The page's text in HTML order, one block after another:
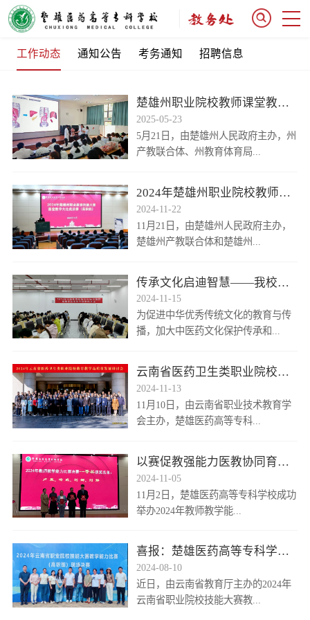
工作动态 通知公告 考务通知 招聘信息
楚雄州职业院校教师课堂教学
大比武（高职组...
2025-05-23
5月21日，由楚雄州人民政府主办，州
产教联合体、州教育体育局...
2024年楚雄州职业院校教师课
堂教学大比...
2024-11-22
11月21日，由楚雄州人民政府主办，
楚雄州产教联合体和楚雄州...
传承文化启迪智慧——我校举
办2024年中...
2024-11-15
为促进中华优秀传统文化的教育与传
播，加大中医药文化保护传承和...
云南省医药卫生类职业院校教
育教学高质量发...
2024-11-13
11月10日，由云南省职业技术教育学
会主办，楚雄医药高等专科...
以赛促教强能力医教协同育人
才——楚雄医专...
2024-11-05
11月2日，楚雄医药高等专科学校成功
举办2024年教师教学能...
喜报：楚雄医药高等专科学校
在2024年云...
2024-08-10
近日，由云南省教育厅主办的2024年
云南省职业院校技能大赛教...